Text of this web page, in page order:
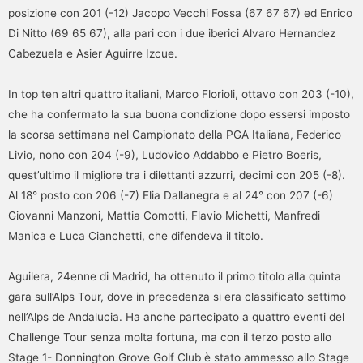
posizione con 201 (-12) Jacopo Vecchi Fossa (67 67 67) ed Enrico
Di Nitto (69 65 67), alla pari con i due iberici Alvaro Hernandez
Cabezuela e Asier Aguirre Izcue.
In top ten altri quattro italiani, Marco Florioli, ottavo con 203 (-10),
che ha confermato la sua buona condizione dopo essersi imposto
la scorsa settimana nel Campionato della PGA Italiana, Federico
Livio, nono con 204 (-9), Ludovico Addabbo e Pietro Boeris,
quest’ultimo il migliore tra i dilettanti azzurri, decimi con 205 (-8).
Al 18° posto con 206 (-7) Elia Dallanegra e al 24° con 207 (-6)
Giovanni Manzoni, Mattia Comotti, Flavio Michetti, Manfredi
Manica e Luca Cianchetti, che difendeva il titolo.
Aguilera, 24enne di Madrid, ha ottenuto il primo titolo alla quinta
gara sull’Alps Tour, dove in precedenza si era classificato settimo
nell’Alps de Andalucia. Ha anche partecipato a quattro eventi del
Challenge Tour senza molta fortuna, ma con il terzo posto allo
Stage 1- Donnington Grove Golf Club è stato ammesso allo Stage